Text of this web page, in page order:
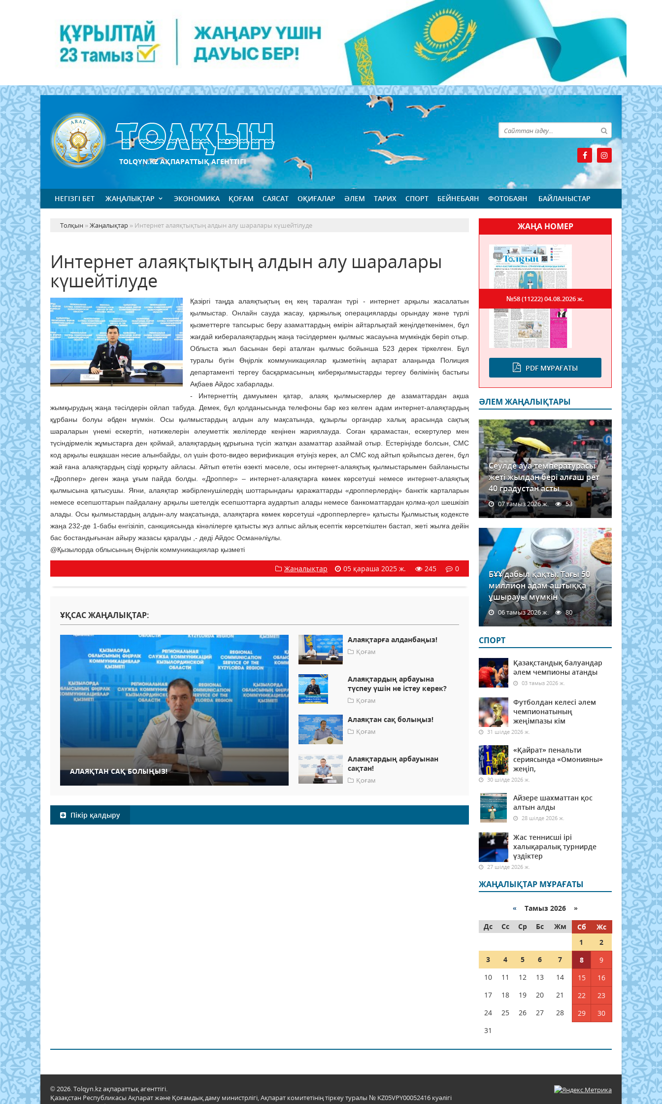
TOLQYN.KZ АҚПАРАТТЫҚ АГЕНТТІГІ
НЕГІЗГІ БЕТ ЖАҢАЛЫҚТАР ЭКОНОМИКА ҚОҒАМ САЯСАТ ОҚИҒАЛАР ӘЛЕМ ТАРИХ СПОРТ БЕЙНЕБАЯН ФОТОБАЯН БАЙЛАНЫСТАР
Толқын »Жаңалықтар » Интернет алаяқтықтың алдын алу шаралары күшейтілуде
Интернет алаяқтықтың алдын алу шаралары
күшейтілуде
Қазіргі таңда алаяқтықтың ең кең таралған түрі - интернет арқылы жасалатын
қылмыстар. Онлайн сауда жасау, қаржылық операцияларды орындау және түрлі
қызметтерге тапсырыс беру азаматтардың өмірін айтарлықтай жеңілдеткенімен, бұл
жағдай кибералаяқтардың жаңа тәсілдермен қылмыс жасауына мүмкіндік беріп отыр.
Облыста жыл басынан бері аталған қылмыс бойынша 523 дерек тіркелген. Бұл
туралы бүгін Өңірлік коммуникациялар қызметінің ақпарат алаңында Полиция
департаменті тергеу басқармасының киберқылмыстарды тергеу бөлімінің бастығы
Ақбаев Айдос хабарлады.
- Интернеттің дамуымен қатар, алаяқ қылмыскерлер де азаматтардан ақша
жымқырудың жаңа тәсілдерін ойлап табуда. Демек, бұл қолданысында телефоны бар кез келген адам интернет-алаяқтардың
құрбаны болуы әбден мүмкін. Осы қылмыстардың алдын алу мақсатында, құзырлы органдар халық арасында сақтық
шараларын үнемі ескертіп, нәтижелерін әлеуметтік желілерде кеңінен жариялауда. Соған қарамастан, ескертулер мен
түсіндірмелік жұмыстарға ден қоймай, алаяқтардың құрығына түсіп жатқан азаматтар азаймай отыр. Естеріңізде болсын, СМС
код арқылы ешқашан несие алынбайды, ол үшін фото-видео верификация өтуіңіз керек, ал СМС код айтып қойыпсыз деген, бұл
жай ғана алаяқтардың сізді қорқыту айласы. Айтып өтетін өзекті мәселе, осы интернет-алаяқтық қылмыстарымен байланысты
«Дроппер» деген жаңа ұғым пайда болды. «Дроппер» – интернет-алаяқтарға көмек көрсетуші немесе интернет-алаяқтық
қылмысына қатысушы. Яғни, алаяқтар жәбірленушілердің шоттарындағы қаражаттарды «дропперлердің» банктік карталарын
немесе есепшоттарын пайдалану арқылы шетелдік есепшоттарға аудартып алады немесе банкоматтардан қолма-қол шешкізіп
алады. Осы қылмыстардың алдын-алу мақсатында, алаяқтарға көмек көрсетуші «дропперлерге» қатысты Қылмыстық кодексте
жаңа 232-де 1-бабы енгізіліп, санкциясында кінәлілерге қатысты жүз алпыс айлық есептік көрсеткіштен бастап, жеті жылға дейін
бас бостандығынан айыру жазасы қаралды ,- деді Айдос Османәліұлы.
@Қызылорда облысының Өңірлік коммуникациялар қызметі
Жаңалықтар 05 қараша 2025 ж. 245 0
ҰҚСАС ЖАҢАЛЫҚТАР:
АЛАЯҚТАН САҚ БОЛЫҢЫЗ!
Алаяқтарға алданбаңыз!
Қоғам
Алаяқтардың арбауына
түспеу үшін не істеу керек?
Қоғам
Алаяқтан сақ болыңыз!
Қоғам
Алаяқтардың арбауынан
сақтан!
Қоғам
Пікір қалдыру
ЖАҢА НОМЕР
PDF МҰРАҒАТЫ
№58 (11222)04.08.2026 ж.
ӘЛЕМ ЖАҢАЛЫҚТАРЫ
Сеулде ауа температурасы
жеті жылдан бері алғаш рет
40 градустан асты
07 тамыз 2026 ж. 53
БҰҰ дабыл қақты: Тағы 50
миллион адам аштыққа
ұшырауы мүмкін
06 тамыз 2026 ж. 80
СПОРТ
Қазақстандық балуандар
әлем чемпионы атанды
03 тамыз 2026 ж.
Футболдан келесі әлем
чемпионатының
жеңімпазы кім
31 шілде 2026 ж.
«Қайрат» пенальти
сериясында «Омонияны»
жеңіп,
30 шілде 2026 ж.
Айзере шахматтан қос
алтын алды
28 шілде 2026 ж.
Жас теннисші ірі
халықаралық турнирде
үздіктер
27 шілде 2026 ж.
ЖАҢАЛЫҚТАР МҰРАҒАТЫ
« Тамыз 2026 »
Дс
Сс Ср Бс Жм Сб
Жс
1
2
3
4 5 6 7 8
9
10
11 12 13 14 15
16
17
18 19 20 21 22
23
24
25 26 27 28 29
30
31
© 2026. Tolqyn.kz ақпараттық агенттігі.
Қазақстан Республикасы Ақпарат және Қоғамдық даму министрлігі, Ақпарат комитетінің тіркеу туралы № KZ05VPY00052416 куәлігі